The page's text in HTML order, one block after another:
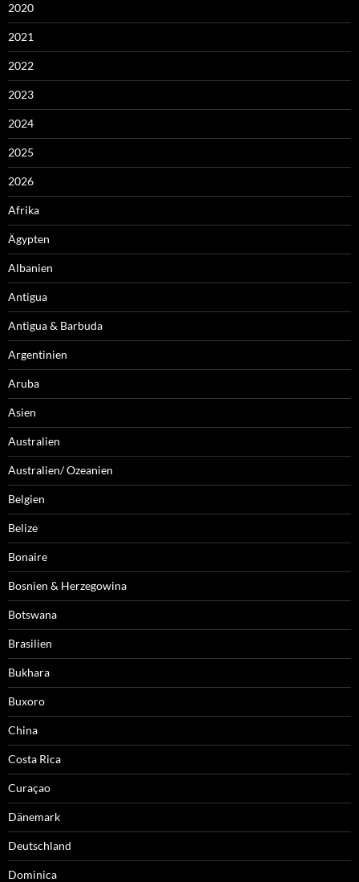
2020
2021
2022
2023
2024
2025
2026
Afrika
Ägypten
Albanien
Antigua
Antigua & Barbuda
Argentinien
Aruba
Asien
Australien
Australien/ Ozeanien
Belgien
Belize
Bonaire
Bosnien & Herzegowina
Botswana
Brasilien
Bukhara
Buxoro
China
Costa Rica
Curaçao
Dänemark
Deutschland
Dominica